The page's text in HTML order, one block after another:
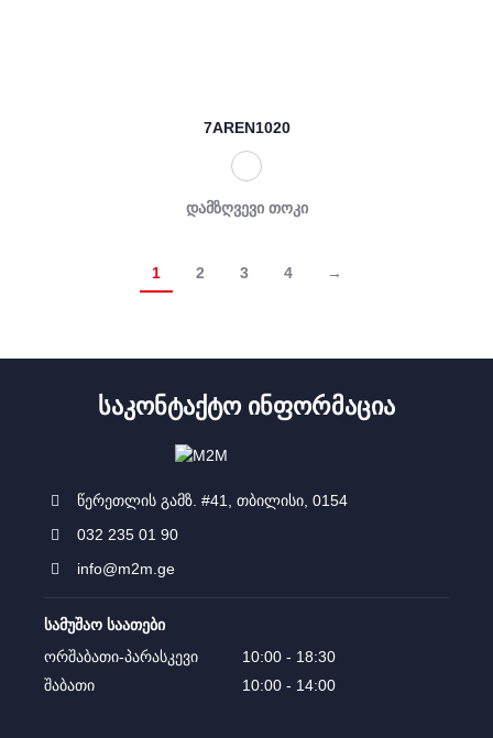
7AREN1020
დამზღვევი თოკი
1 2 3 4 →
ᲡᲐᲙᲝᲜᲢᲐᲥᲢᲝ ᲘᲜᲤᲝᲠᲛᲐᲪᲘᲐ
წერეთლის გამზ. #41, თბილისი, 0154
032 235 01 90
info@m2m.ge
სამუშაო საათები
ორშაბათი-პარასკევი
10:00 - 18:30
შაბათი
10:00 - 14:00